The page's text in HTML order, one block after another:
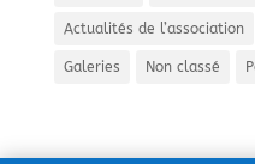
Actualités de l’association
Galeries Non classé